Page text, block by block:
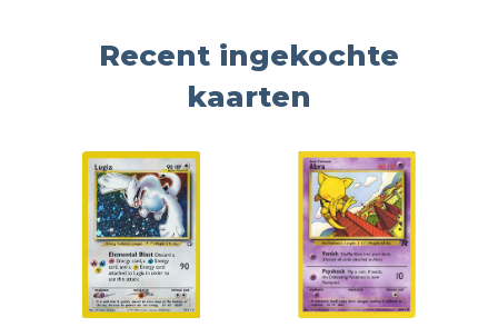
Recent ingekochte
kaarten